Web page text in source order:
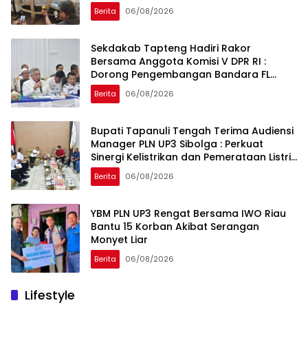
Berita 06/08/2026
Sekdakab Tapteng Hadiri Rakor
Bersama Anggota Komisi V DPR RI :
Dorong Pengembangan Bandara FL
Tobing dan Pelabuhan Sibolga
Berita 06/08/2026
Bupati Tapanuli Tengah Terima Audiensi
Manager PLN UP3 Sibolga : Perkuat
Sinergi Kelistrikan dan Pemerataan Listrik
Desa
Berita 06/08/2026
YBM PLN UP3 Rengat Bersama IWO Riau
Bantu 15 Korban Akibat Serangan
Monyet Liar
Berita 06/08/2026
Lifestyle